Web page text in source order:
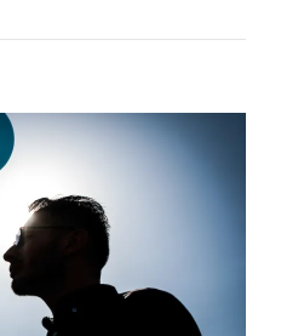
Y
Llama